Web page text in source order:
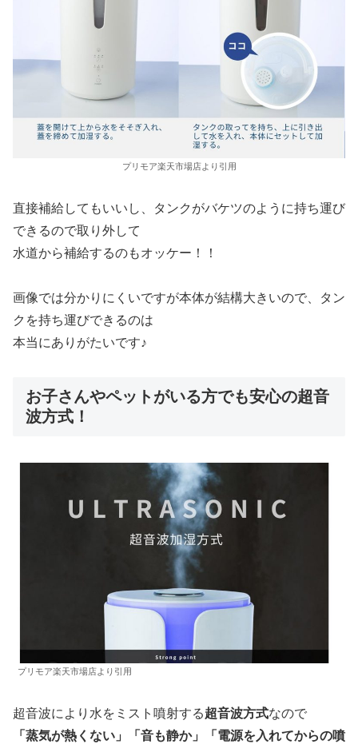
プリモア楽天市場店より引用
直接補給してもいいし、タンクがバケツのように持ち運び
できるので取り外して
水道から補給するのもオッケー！！
画像では分かりにくいですが本体が結構大きいので、タン
クを持ち運びできるのは
本当にありがたいです♪
お子さんやペットがいる方でも安心の超音
波方式！
プリモア楽天市場店より引用
超音波により水をミスト噴射する超音波方式なので
「蒸気が熱くない」「音も静か」「電源を入れてからの噴